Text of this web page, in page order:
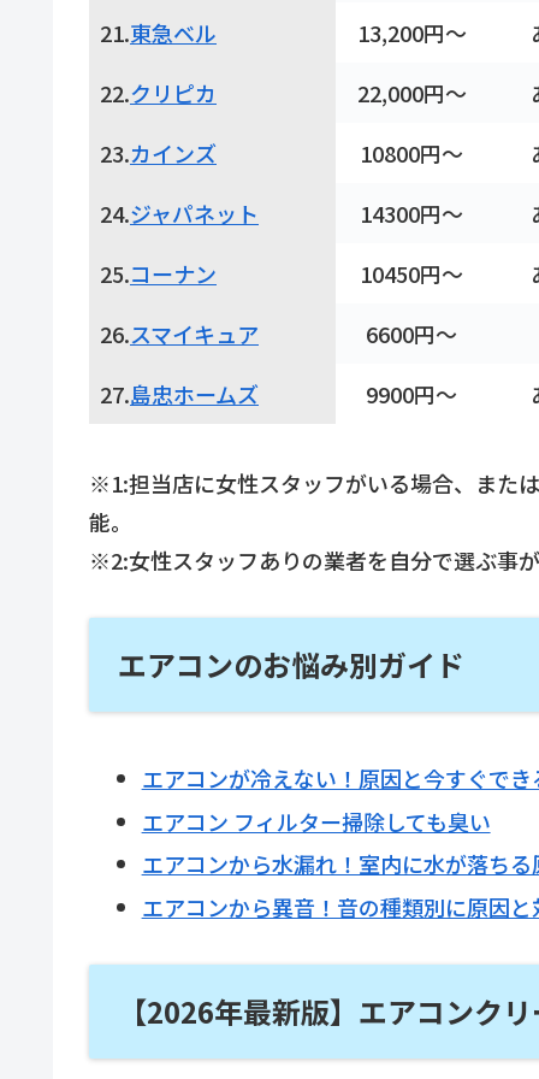
21.東急ベル 13,200円～
22.クリピカ 22,000円～
23.カインズ 10800円～
24.ジャパネット 14300円～
25.コーナン 10450円～
26.スマイキュア
6600円～
27.島忠ホームズ 9900円～
※1:担当店に女性スタッフがいる場合、また
能。
※2:女性スタッフありの業者を自分で選ぶ事
エアコンのお悩み別ガイド
エアコンが冷えない！原因と今すぐで
エアコン フィルター掃除しても臭い
エアコンから水漏れ！室内に水が落ち
エアコンから異音！音の種類別に原因
【2026年最新版】エアコンク